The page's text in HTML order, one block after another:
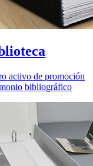
activo de promoción
bibliográfico